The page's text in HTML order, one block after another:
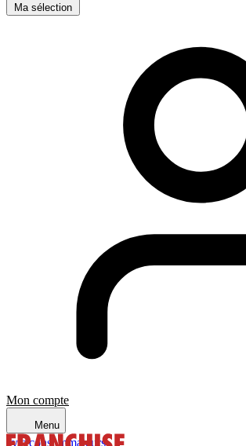
Ma sélection
Mon compte
Menu
avis consommateurs